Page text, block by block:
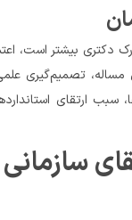
در سازمان‌هایی که تعداد نیروهای متخصص با مدرک دکتری بیشتر است، اعتماد
عمومی و اعتبار برند نیز تقویت می‌شود. فرایند حل مساله، تصمیم‌گیری علمی و
انتقال تجربیات ارزشمند از متخصصین این حوزه‌ها، سبب ارتقای استانداردها و
نقش مدرک دکتری در ارتقای سازمانی و